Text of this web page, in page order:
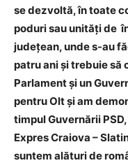
se dezvoltă, în toate
poduri sau unități de
județean, unde s-au
patru ani și trebuie să
Parlament și un
pentru Olt și am
timpul Guvernării
Expres Craiova –
suntem alături de